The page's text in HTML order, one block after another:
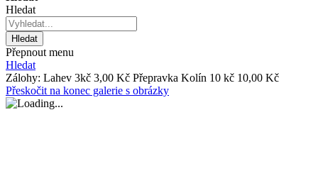
Hledat
Hledat
Přepnout menu
Hledat
Zálohy: Lahev 3kč 3,00 Kč Přepravka Kolín 10 kč 10,00 Kč
Přeskočit na konec galerie s obrázky